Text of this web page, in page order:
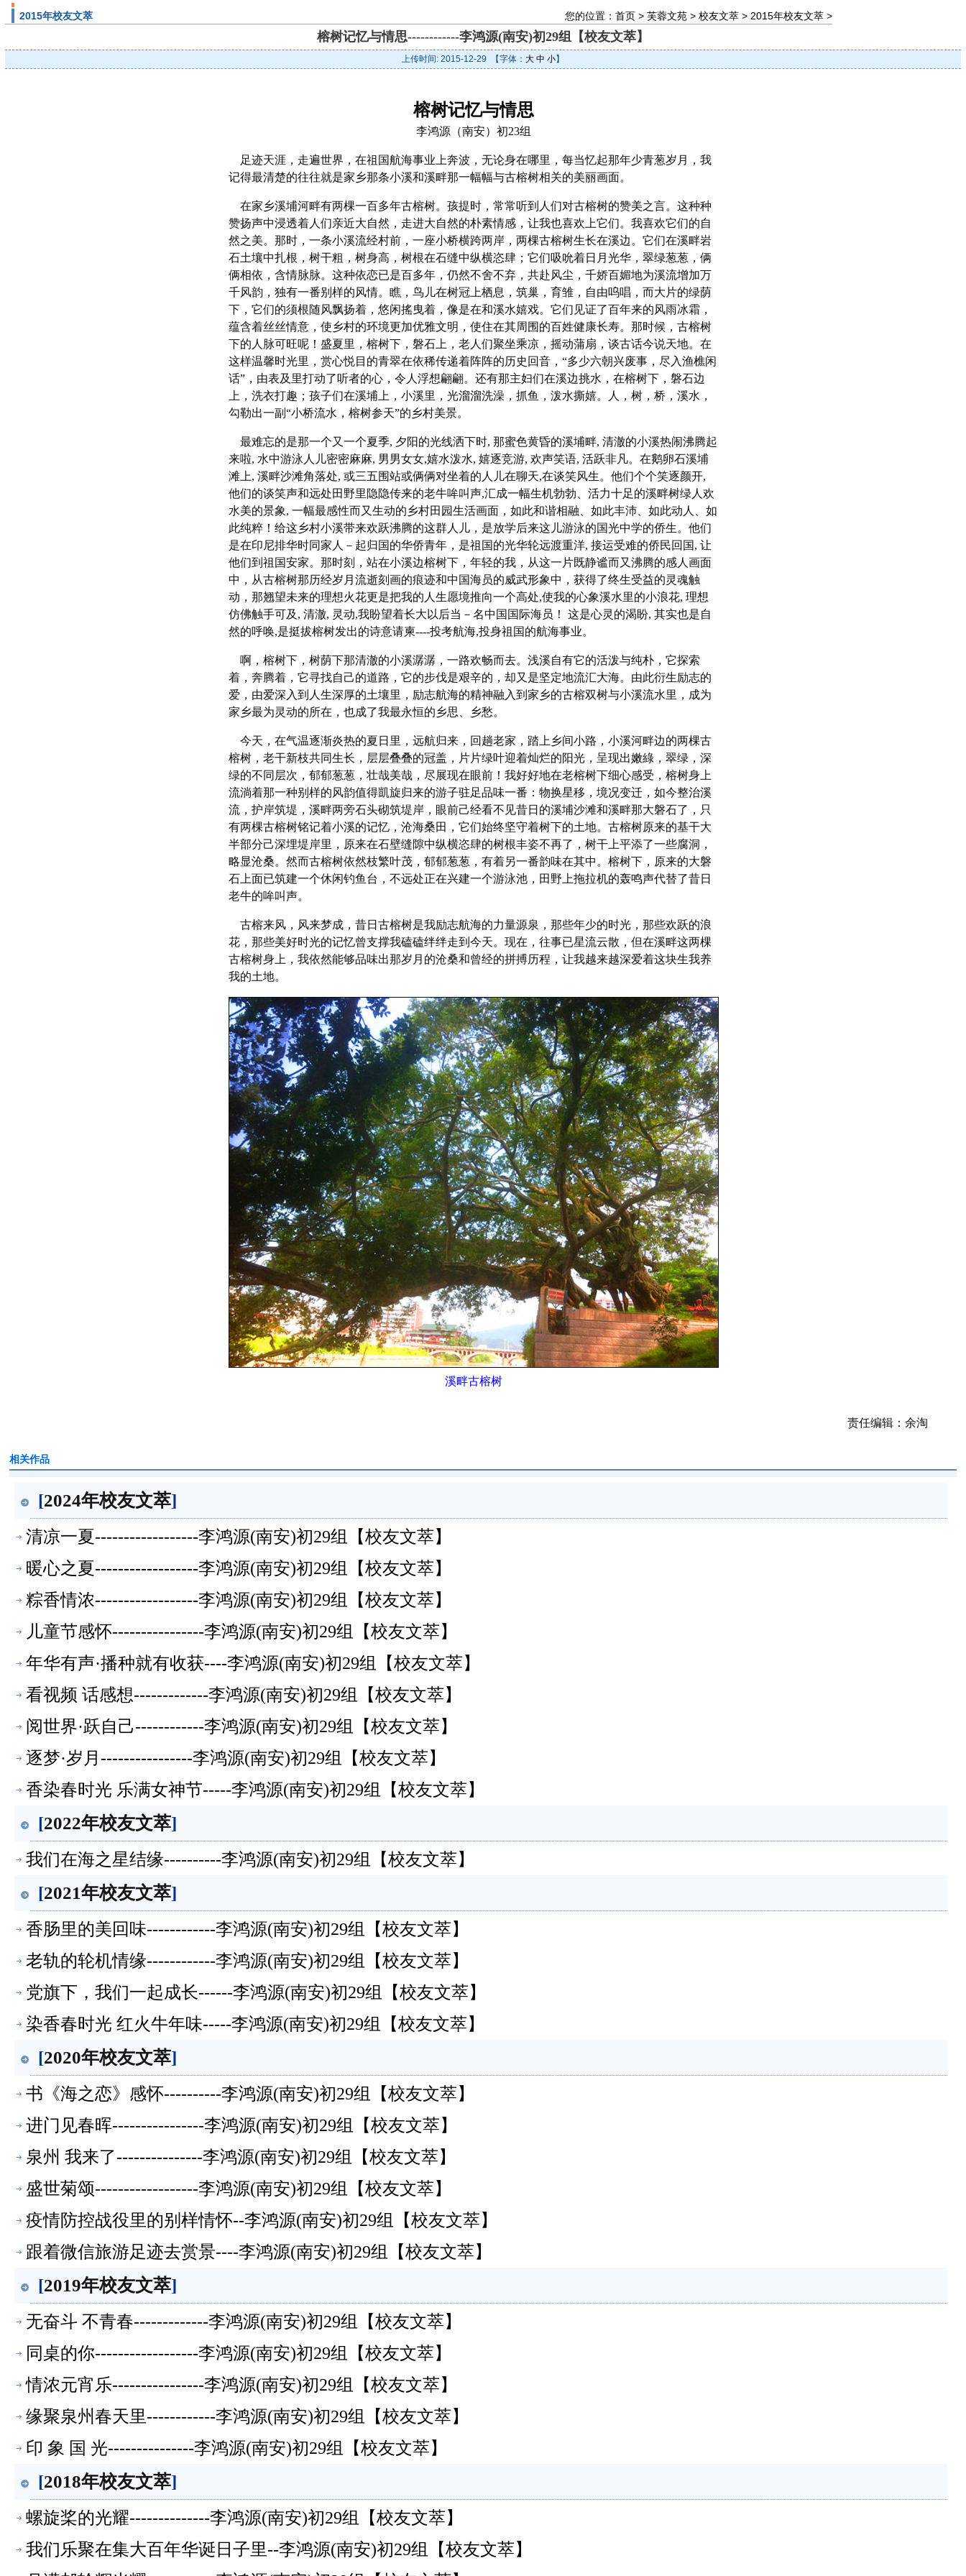
2015年校友文萃 您的位置：首页 >芙蓉文苑 >校友文萃 > 2015年校友文萃 >
榕树记忆与情思------------李鸿源(南安)初29组【校友文萃】
上传时间: 2015-12-29 【字体： 大 中 小】
榕树记忆与情思
李鸿源（南安）初23组
足迹天涯，走遍世界，在祖国航海事业上奔波，无论身在哪里，每当忆起那年少青葱岁月，我
记得最清楚的往往就是家乡那条小溪和溪畔那一幅幅与古榕树相关的美丽画面。
在家乡溪埔河畔有两棵一百多年古榕树。孩提时，常常听到人们对古榕树的赞美之言。这种种
赞扬声中浸透着人们亲近大自然，走进大自然的朴素情感，让我也喜欢上它们。我喜欢它们的自
然之美。那时，一条小溪流经村前，一座小桥横跨两岸，两棵古榕树生长在溪边。它们在溪畔岩
石土壤中扎根，树干粗，树身高，树根在石缝中纵横恣肆；它们吸吮着日月光华，翠绿葱葱，俩
俩相依，含情脉脉。这种依恋已是百多年，仍然不舍不弃，共赴风尘，千娇百媚地为溪流增加万
千风韵，独有一番别样的风情。瞧，鸟儿在树冠上栖息，筑巢，育雏，自由呜唱，而大片的绿荫
下，它们的须根随风飘扬着，悠闲搖曳着，像是在和溪水嬉戏。它们见证了百年来的风雨冰霜，
蕴含着丝丝情意，使乡村的环境更加优雅文明，使住在其周围的百姓健康长寿。那时候，古榕树
下的人脉可旺呢！盛夏里，榕树下，磐石上，老人们聚坐乘凉，摇动蒲扇，谈古话今说天地。在
这样温馨时光里，赏心悦目的青翠在依稀传递着阵阵的历史回音，“多少六朝兴废事，尽入渔樵闲
话”，由表及里打动了听者的心，令人浮想翩翩。还有那主妇们在溪边挑水，在榕树下，磐石边
上，洗衣打趣；孩子们在溪埔上，小溪里，光溜溜洗澡，抓鱼，泼水撕嬉。人，树，桥，溪水，
勾勒出一副“小桥流水，榕树参天”的乡村美景。
最难忘的是那一个又一个夏季, 夕阳的光线洒下时, 那蜜色黄昏的溪埔畔, 清澈的小溪热闹沸腾起
来啦, 水中游泳人儿密密麻麻, 男男女女,嬉水泼水, 嬉逐竞游, 欢声笑语, 活跃非凡。在鹅卵石溪埔
滩上, 溪畔沙滩角落处, 或三五围站或俩俩对坐着的人儿在聊天,在谈笑风生。他们个个笑逐颜开,
他们的谈笑声和远处田野里隐隐传来的老牛哞叫声,汇成一幅生机勃勃、活力十足的溪畔树绿人欢
水美的景象, 一幅最感性而又生动的乡村田园生活画面，如此和谐相融、如此丰沛、如此动人、如
此纯粹！给这乡村小溪带来欢跃沸腾的这群人儿，是放学后来这儿游泳的国光中学的侨生。他们
是在印尼排华时同家人－起归国的华侨青年，是祖国的光华轮远渡重洋, 接运受难的侨民回国, 让
他们到祖国安家。那时刻，站在小溪边榕树下，年轻的我，从这一片既静谧而又沸腾的感人画面
中，从古榕树那历经岁月流逝刻画的痕迹和中国海员的威武形象中，获得了终生受益的灵魂触
动，那翘望未来的理想火花更是把我的人生愿境推向一个高处,使我的心象溪水里的小浪花, 理想
仿佛触手可及, 清澈, 灵动,我盼望着长大以后当－名中国国际海员！ 这是心灵的渴盼, 其实也是自
然的呼唤,是挺拔榕树发出的诗意请柬----投考航海,投身祖国的航海事业。
啊，榕树下，树荫下那清澈的小溪潺潺，一路欢畅而去。浅溪自有它的活泼与纯朴，它探索
着，奔腾着，它寻找自己的道路，它的步伐是艰辛的，却又是坚定地流汇大海。由此衍生励志的
爱，由爱深入到人生深厚的土壤里，励志航海的精神融入到家乡的古榕双树与小溪流水里，成为
家乡最为灵动的所在，也成了我最永恒的乡思、乡愁。
今天，在气温逐渐炎热的夏日里，远航归来，回趟老家，踏上乡间小路，小溪河畔边的两棵古
榕树，老干新枝共同生长，层层叠叠的冠盖，片片绿叶迎着灿烂的阳光，呈现出嫩綠，翠绿，深
绿的不同层次，郁郁葱葱，壮哉美哉，尽展现在眼前！我好好地在老榕树下细心感受，榕树身上
流淌着那一种别样的风韵值得凱旋归来的游子驻足品味一番：物换星移，境况变迁，如今整治溪
流，护岸筑堤，溪畔两旁石头砌筑堤岸，眼前己经看不见昔日的溪埔沙滩和溪畔那大磐石了，只
有两棵古榕树铭记着小溪的记忆，沧海桑田，它们始终坚守着树下的土地。古榕树原来的基干大
半部分己深埋堤岸里，原来在石壁缝隙中纵横恣肆的树根丰姿不再了，树干上平添了一些腐洞，
略显沧桑。然而古榕树依然枝繁叶茂，郁郁葱葱，有着另一番韵味在其中。 榕树下，原来的大磐
石上面已筑建一个休闲钓鱼台，不远处正在兴建一个游泳池，田野上拖拉机的轰鸣声代替了昔日
老牛的哞叫声。
古榕来风，风来梦成，昔日古榕树是我励志航海的力量源泉，那些年少的时光，那些欢跃的浪
花，那些美好时光的记忆曾支撑我磕磕绊绊走到今天。现在，往事已星流云散，但在溪畔这两棵
古榕树身上，我依然能够品味出那岁月的沧桑和曾经的拼搏历程，让我越来越深爱着这块生我养
我的土地。
溪畔古榕树
责任编辑：余淘
相关作品
[2024年校友文萃]
清凉一夏------------------李鸿源(南安)初29组【校友文萃】
暖心之夏------------------李鸿源(南安)初29组【校友文萃】
粽香情浓------------------李鸿源(南安)初29组【校友文萃】
儿童节感怀----------------李鸿源(南安)初29组【校友文萃】
年华有声·播种就有收获----李鸿源(南安)初29组【校友文萃】
看视频 话感想-------------李鸿源(南安)初29组【校友文萃】
阅世界·跃自己------------李鸿源(南安)初29组【校友文萃】
逐梦·岁月----------------李鸿源(南安)初29组【校友文萃】
香染春时光 乐满女神节-----李鸿源(南安)初29组【校友文萃】
[2022年校友文萃]
我们在海之星结缘----------李鸿源(南安)初29组【校友文萃】
[2021年校友文萃]
香肠里的美回味------------李鸿源(南安)初29组【校友文萃】
老轨的轮机情缘------------李鸿源(南安)初29组【校友文萃】
党旗下，我们一起成长------李鸿源(南安)初29组【校友文萃】
染香春时光 红火牛年味-----李鸿源(南安)初29组【校友文萃】
[2020年校友文萃]
书《海之恋》感怀----------李鸿源(南安)初29组【校友文萃】
进门见春晖----------------李鸿源(南安)初29组【校友文萃】
泉州 我来了---------------李鸿源(南安)初29组【校友文萃】
盛世菊颂------------------李鸿源(南安)初29组【校友文萃】
疫情防控战役里的别样情怀--李鸿源(南安)初29组【校友文萃】
跟着微信旅游足迹去赏景----李鸿源(南安)初29组【校友文萃】
[2019年校友文萃]
无奋斗 不青春-------------李鸿源(南安)初29组【校友文萃】
同桌的你------------------李鸿源(南安)初29组【校友文萃】
情浓元宵乐----------------李鸿源(南安)初29组【校友文萃】
缘聚泉州春天里------------李鸿源(南安)初29组【校友文萃】
印 象 国 光---------------李鸿源(南安)初29组【校友文萃】
[2018年校友文萃]
螺旋桨的光耀--------------李鸿源(南安)初29组【校友文萃】
我们乐聚在集大百年华诞日子里--李鸿源(南安)初29组【校友文萃】